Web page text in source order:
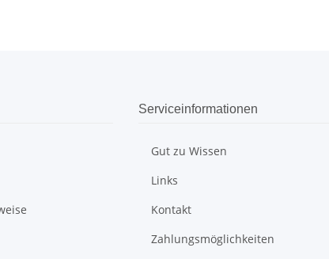
Serviceinformationen
Gut zu Wissen
Links
Kontakt
Zahlungsmöglichkeiten